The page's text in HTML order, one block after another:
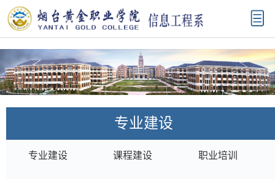
专业建设
专业建设 课程建设 职业培训